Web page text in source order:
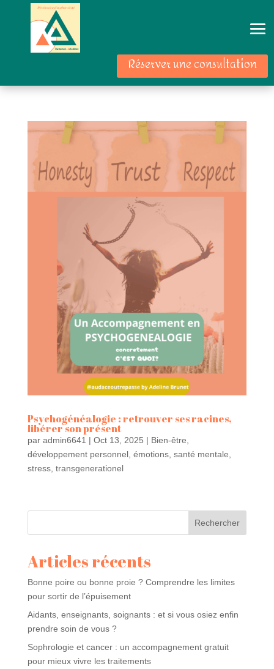
Réserver une consultation
Psychogénéalogie : retrouver ses racines,
libérer son présent
par admin6641 | Oct 13, 2025 | Bien-être
développement personnel, émotions, santé mentale
stress, transgenerationel
Rechercher
Articles récents
Bonne poire ou bonne proie ? Comprendre les limites
pour sortir de l’épuisement
Aidants, enseignants, soignants : et si vous osiez enfin
prendre soin de vous ?
Sophrologie et cancer : un accompagnement gratuit
pour mieux vivre les traitements